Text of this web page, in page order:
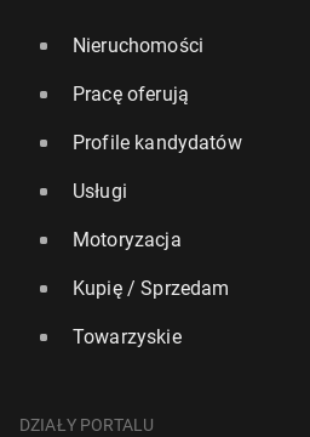
Nieruchomości
Pracę oferują
Profile kandydatów
Usługi
Motoryzacja
Kupię / Sprzedam
Towarzyskie
DZIAŁY PORTALU